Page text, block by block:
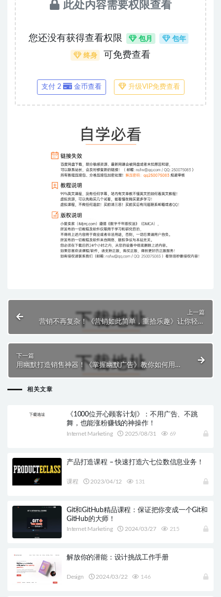
此处内容需要权限查看
您还没有获得查看权限 包月 包年
终身 可免费查看
支付 2 金币查看 升级VIP免费查看
上一篇
营销不再复杂！《营销如此简单，重拾乐趣》让你轻松
下一篇
用幽默打造销售神器！《掌握幽默广告》教你如何用创
相关文章
《1000位开心顾客计划》：不用广告、不跳
舞，也能涨粉赚钱的神操作！
Internet Marketing 2025/08/31 69
产品打造课程 – 快速打造六七位数信息业务！
课程 2023/04/12 131
Git和GitHub精品课程：保证把你变成一个Git和
GitHub的大师！
Internet Marketing 2024/03/27 215
解放你的潜能：设计挑战工作手册
Design 2024/03/22 146